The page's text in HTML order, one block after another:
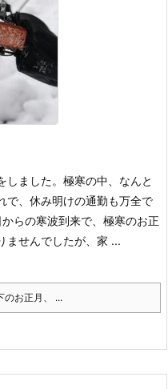
しました。極寒の中、なんと
で、休み明けの通勤も万全で
らの寒波到来で、極寒のお正
ませんでしたが、家 ...
のお正月、 ...